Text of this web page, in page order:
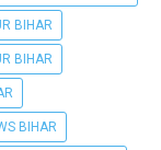
BIHAR
BIHAR
BIHAR